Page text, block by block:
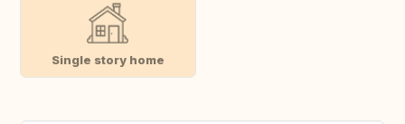
Single story home